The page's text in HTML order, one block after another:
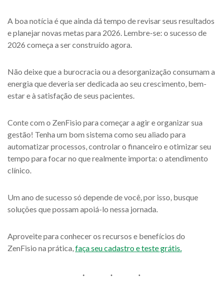
A boa notícia é que ainda dá tempo de revisar seus resultados
e planejar novas metas para 2026. Lembre-se: o sucesso de
2026 começa a ser construído agora.
Não deixe que a burocracia ou a desorganização consumam a
energia que deveria ser dedicada ao seu crescimento, bem-
estar e à satisfação de seus pacientes.
Conte com o ZenFisio para começar a agir e organizar sua
gestão! Tenha um bom sistema como seu aliado para
automatizar processos, controlar o financeiro e otimizar seu
tempo para focar no que realmente importa: o atendimento
clínico.
Um ano de sucesso só depende de você, por isso, busque
soluções que possam apoiá-lo nessa jornada.
Aproveite para conhecer os recursos e benefícios do
ZenFisio na prática,faça seu cadastro e teste grátis.